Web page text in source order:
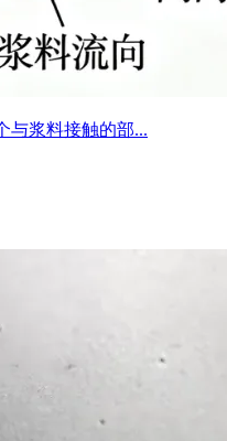
与浆料接触的部...